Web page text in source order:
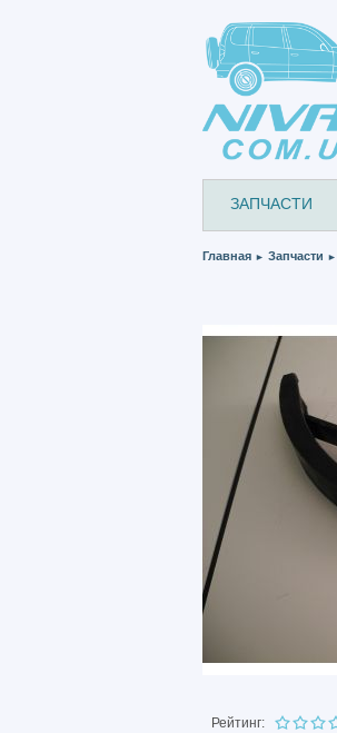
ЗАПЧАСТИ
Главная ► Запчасти ►
Рейтинг: